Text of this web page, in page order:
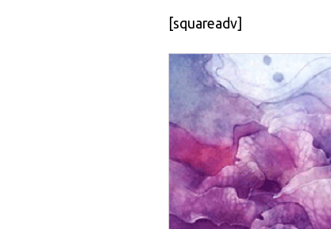
[squareadv]